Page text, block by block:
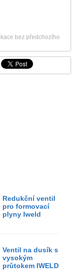
Redukční ventil
pro formovací
plyny Iweld
Ventil na dusík s
vysokým
průtokem IWELD
bez předchozího